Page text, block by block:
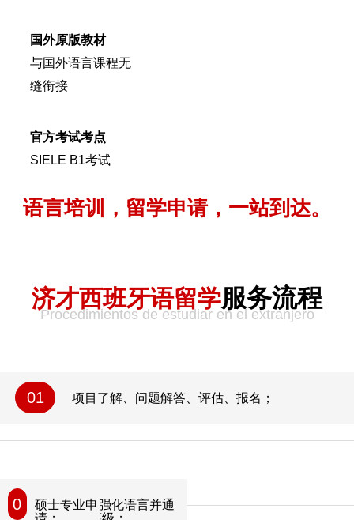
语言培训，留学申请，一站到达。
国外原版教材
与国外语言课程无
缝衔接
官方考试考点
SIELE B1考试
01 项目了解、问题解答、评估、报名；
济才西班牙语留学服务流程
Procedimientos de estudiar en el extranjero
07在西班牙的强化语言并通
08硕士专业申